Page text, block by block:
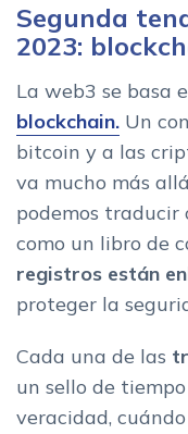
Segunda
2023:
La web3 se basa
blockchain. Un
bitcoin y a las
va mucho más
podemos traducir
como un libro de
registros están
proteger la
Cada una de las
un sello de
veracidad,